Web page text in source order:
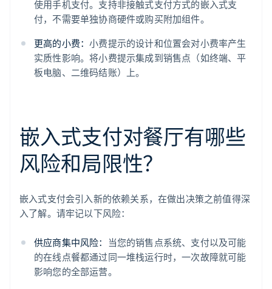
使用手机支付。支持非接触式支付方式的嵌入式支
付，不需要单独协商硬件或购买附加组件。
更高的小费：小费提示的设计和位置会对小费率产生
实质性影响。将小费提示集成到销售点（如终端、平
板电脑、二维码结账）上。
嵌入式支付对餐厅有哪些
风险和局限性？
嵌入式支付会引入新的依赖关系，在做出决策之前值得深
入了解。请牢记以下风险：
供应商集中风险：
当您的销售点系统、支付以及可能
的在线点餐都通过同一堆栈运行时，一次故障就可能
影响您的全部运营。